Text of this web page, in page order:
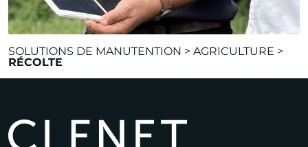
SOLUTIONS DE MANUTENTION > AGRICULTURE >
RÉCOLTE